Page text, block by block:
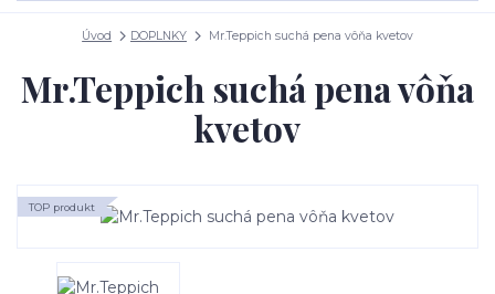
Úvod DOPLNKY Mr.Teppich suchá pena vôňa kvetov
Mr.Teppich suchá pena vôňa
kvetov
TOP produkt